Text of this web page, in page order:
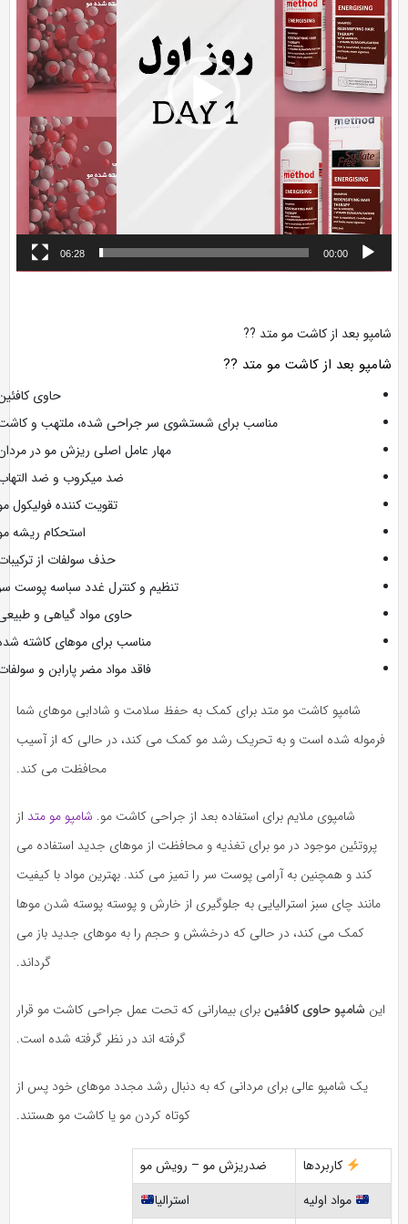
00:00
06:28
شامپو بعد از کاشت مو متد ??
شامپو بعد از کاشت مو متد ??
حاوی کافئین
مناسب برای شستشوی سر جراحی شده، ملتهب و کاشت
مهار عامل اصلی ریزش مو در مردان
ضد میکروب و ضد التهاب
تقویت کننده فولیکول مو
استحکام ریشه مو
حذف سولفات از ترکیبات
تنظیم و کنترل غدد سباسه پوست سر
حاوی مواد گیاهی و طبیعی
مناسب برای موهای کاشته شده
فاقد مواد مضر پارابن و سولفات
شامپو کاشت مو متد برای کمک به حفظ سلامت و شادابی موهای شما
فرموله شده است و به تحریک رشد مو کمک می کند، در حالی که از آسیب
محافظت می کند.
شامپوی ملایم برای استفاده بعد از جراحی کاشت مو. شامپو مو متداز
پروتئین موجود در مو برای تغذیه و محافظت از موهای جدید استفاده می
کند و همچنین به آرامی پوست سر را تمیز می کند. بهترین مواد با کیفیت
مانند چای سبز استرالیایی به جلوگیری از خارش و پوسته پوسته شدن موها
کمک می کند، در حالی که درخشش و حجم را به موهای جدید باز می
گرداند.
این شامپو حاوی کافئینبرای بیمارانی که تحت عمل جراحی کاشت مو قرار
گرفته اند در نظر گرفته شده است.
یک شامپو عالی برای مردانی که به دنبال رشد مجدد موهای خود پس از
کوتاه کردن مو یا کاشت مو هستند.
کاربردها
ضدریزش مو – رویش مو
مواد اولیه
استرالیا